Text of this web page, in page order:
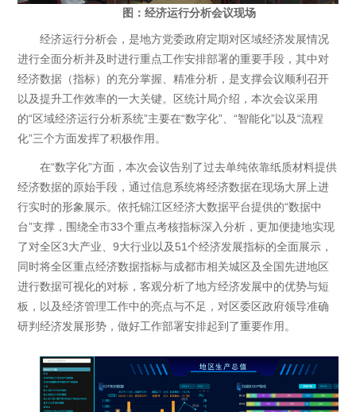
图：经济运行分析会议现场
经济运行分析会，是地方党委政府定期对区域经济发展情况
进行全面分析并及时进行重点工作安排部署的重要手段，其中对
经济数据（指标）的充分掌握、精准分析，是支撑会议顺利召开
以及提升工作效率的一大关键。区统计局介绍，本次会议采用
的“区域经济运行分析系统”主要在“数字化”、“智能化”以及“流程
化”三个方面发挥了积极作用。
在“数字化”方面，本次会议告别了过去单纯依靠纸质材料提供
经济数据的原始手段，通过信息系统将经济数据在现场大屏上进
行实时的形象展示。依托锦江区经济大数据平台提供的“数据中
台”支撑，围绕全市33个重点考核指标深入分析，更加便捷地实现
了对全区3大产业、9大行业以及51个经济发展指标的全面展示，
同时将全区重点经济数据指标与成都市相关城区及全国先进地区
进行数据可视化的对标，客观分析了地方经济发展中的优势与短
板，以及经济管理工作中的亮点与不足，对区委区政府领导准确
研判经济发展形势，做好工作部署安排起到了重要作用。